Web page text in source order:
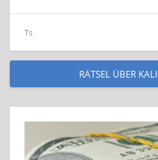
Ts
RÄTSEL ÜBER